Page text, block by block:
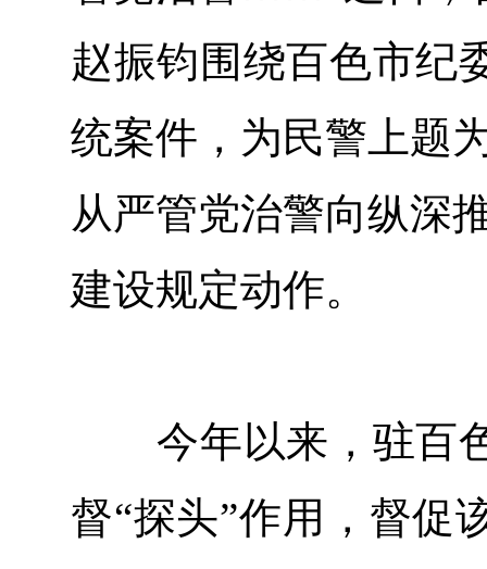
赵振钧围绕百色市纪
统案件，为民警上题
从严管党治警向纵深
建设规定动作。
今年以来，驻百色
督“探头”作用，督促